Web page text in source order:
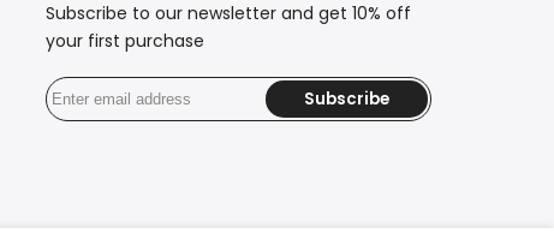
Subscribe to our newsletter and get 10% off
your first purchase
Subscribe